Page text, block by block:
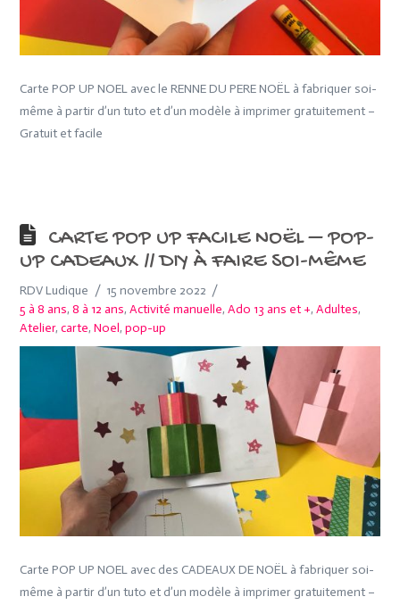
Carte POP UP NOEL avec le RENNE DU PERE NOËL à fabriquer soi-
même à partir d’un tuto et d’un modèle à imprimer gratuitement –
Gratuit et facile
CARTE POP UP FACILE NOËL – POP-
UP CADEAUX // DIY À FAIRE SOI-MÊME
RDV Ludique
15 novembre 2022
5 à 8 ans,8 à 12 ans,Activité manuelle,Ado 13 ans et +,Adultes,
Atelier,carte,Noel,pop-up
Carte POP UP NOEL avec des CADEAUX DE NOËL à fabriquer soi-
même à partir d’un tuto et d’un modèle à imprimer gratuitement –